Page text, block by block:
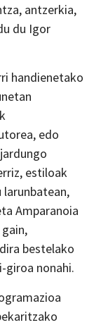
antzerkia,
du Igor
handienetako
edo
estiloak
Amparanoia
bestelako
giroa nonahi.